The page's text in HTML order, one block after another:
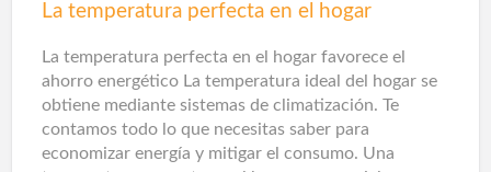
La temperatura perfecta en el hogar
La temperatura perfecta en el hogar favorece el
ahorro energético La temperatura ideal del hogar se
obtiene mediante sistemas de climatización. Te
contamos todo lo que necesitas saber para
economizar energía y mitigar el consumo. Una